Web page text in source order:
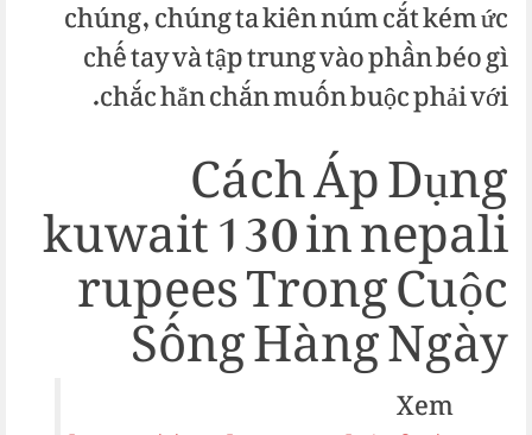
chúng, chúng ta kiên núm cắt kém ức
chế tay và tập trung vào phần béo gì
chắc hẳn chắn muốn buộc phải với.
Cách Áp Dụng
kuwait 130 in nepali
rupees Trong Cuộc
Sống Hàng Ngày
Xem